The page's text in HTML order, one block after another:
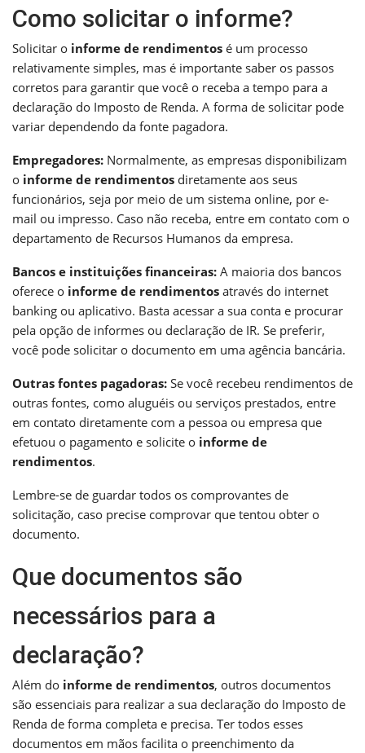
Como solicitar o informe?
Solicitar o informe de rendimentos é um processo
relativamente simples, mas é importante saber os passos
corretos para garantir que você o receba a tempo para a
declaração do Imposto de Renda. A forma de solicitar pode
variar dependendo da fonte pagadora.
Empregadores: Normalmente, as empresas disponibilizam
o informe de rendimentos diretamente aos seus
funcionários, seja por meio de um sistema online, por e-
mail ou impresso. Caso não receba, entre em contato com o
departamento de Recursos Humanos da empresa.
Bancos e instituições financeiras: A maioria dos bancos
oferece o informe de rendimentos através do internet
banking ou aplicativo. Basta acessar a sua conta e procurar
pela opção de informes ou declaração de IR. Se preferir,
você pode solicitar o documento em uma agência bancária.
Outras fontes pagadoras: Se você recebeu rendimentos de
outras fontes, como aluguéis ou serviços prestados, entre
em contato diretamente com a pessoa ou empresa que
efetuou o pagamento e solicite o informe de
rendimentos.
Lembre-se de guardar todos os comprovantes de
solicitação, caso precise comprovar que tentou obter o
documento.
Que documentos são
necessários para a
declaração?
Além do informe de rendimentos, outros documentos
são essenciais para realizar a sua declaração do Imposto de
Renda de forma completa e precisa. Ter todos esses
documentos em mãos facilita o preenchimento da